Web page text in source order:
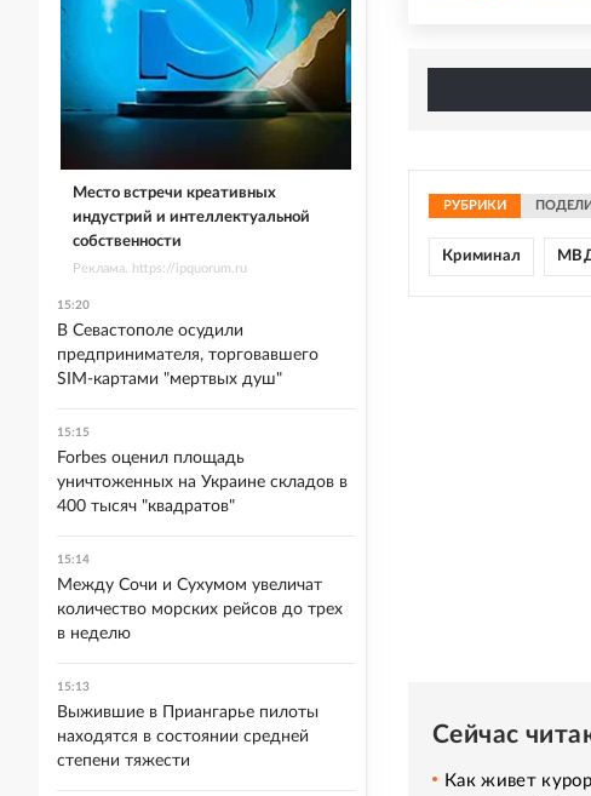
РУБРИКИ
Криминал
Сейчас
Как живет
Место встречи креативных
индустрий и интеллектуальной
собственности
Реклама. https://ipquorum.ru
15:20
В Севастополе осудили
предпринимателя, торговавшего
SIM-картами "мертвых душ"
15:15
Forbes оценил площадь
уничтоженных на Украине складов в
400 тысяч "квадратов"
15:14
Между Сочи и Сухумом увеличат
количество морских рейсов до трех
в неделю
15:13
Выжившие в Приангарье пилоты
находятся в состоянии средней
степени тяжести